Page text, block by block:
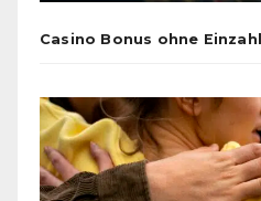
Casino Bonus ohne